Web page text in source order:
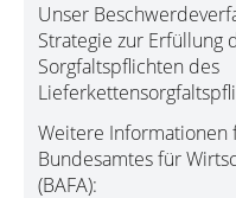
Unser
Strategie zur
Sorgfaltspflichten des
Weitere Informationen
Bundesamtes für
(BAFA):